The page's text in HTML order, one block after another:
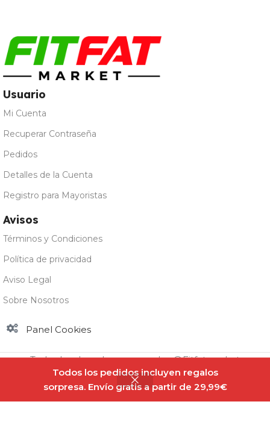
Todos los pedidos incluyen regalos
sorpresa. Envío gratis a partir de 29,99€
Usuario
Mi Cuenta
Recuperar Contraseña
Pedidos
Detalles de la Cuenta
Registro para Mayoristas
Avisos
Términos y Condiciones
Política de privacidad
Aviso Legal
Sobre Nosotros
Panel Cookies
Todos los derechos reservados @Fitfatmarket